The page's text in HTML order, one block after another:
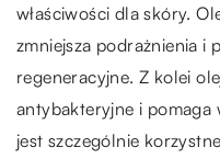
właściwości dla skóry.
zmniejsza podrażnienia i
regeneracyjne. Z kolei
antybakteryjne i
jest szczególnie